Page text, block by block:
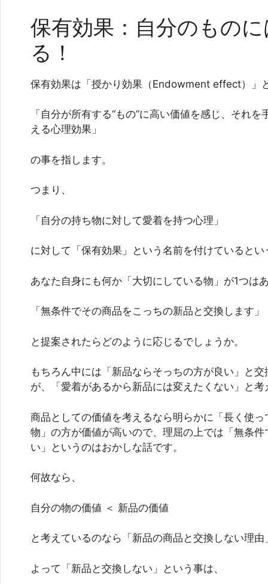
保有効果：自分のもの
る！
保有効果は「授かり効果（Endowment effect）」
「自分が所有する“もの”に高い価値を感じ、それ
える心理効果」
の事を指します。
つまり、
「自分の持ち物に対して愛着を持つ心理」
に対して「保有効果」という名前を付けているとい
あなた自身にも何か「大切にしている物」が1つは
「無条件でその商品をこっちの新品と交換します」
と提案されたらどのように応じるでしょうか。
もちろん中には「新品ならそっちの方が良い」と
が、「愛着があるから新品には変えたくない」と
商品としての価値を考えるなら明らかに「長く使
物」の方が価値が高いので、理屈の上では「無条
い」というのはおかしな話です。
何故なら、
自分の物の価値 ＜ 新品の価値
と考えているのなら「新品の商品と交換しない理
よって「新品と交換しない」という事は、